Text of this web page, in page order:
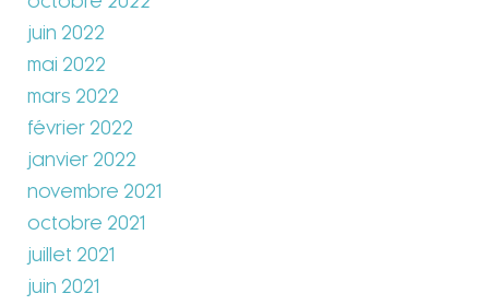
juin 2022
mai 2022
mars 2022
février 2022
janvier 2022
novembre 2021
octobre 2021
juillet 2021
juin 2021